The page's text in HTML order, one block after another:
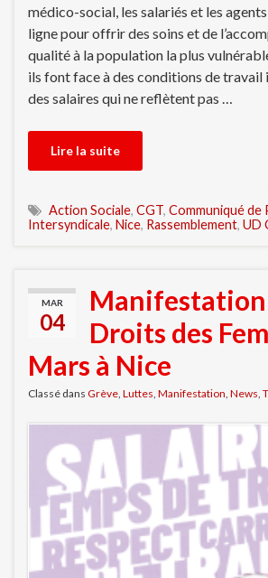
médico-social, les salariés et les
ligne pour offrir des soins et de
qualité à la population la plus
ils font face à des conditions de travail
des salaires qui ne reflètent pas …
Lire la suite
Action Sociale, CGT, Communiqué de
Intersyndicale, Nice, Rassemblement, UD
MAR
04
Manifestation
Droits des
Mars à Nice
Classé dans Grève, Luttes, Manifestation, News,